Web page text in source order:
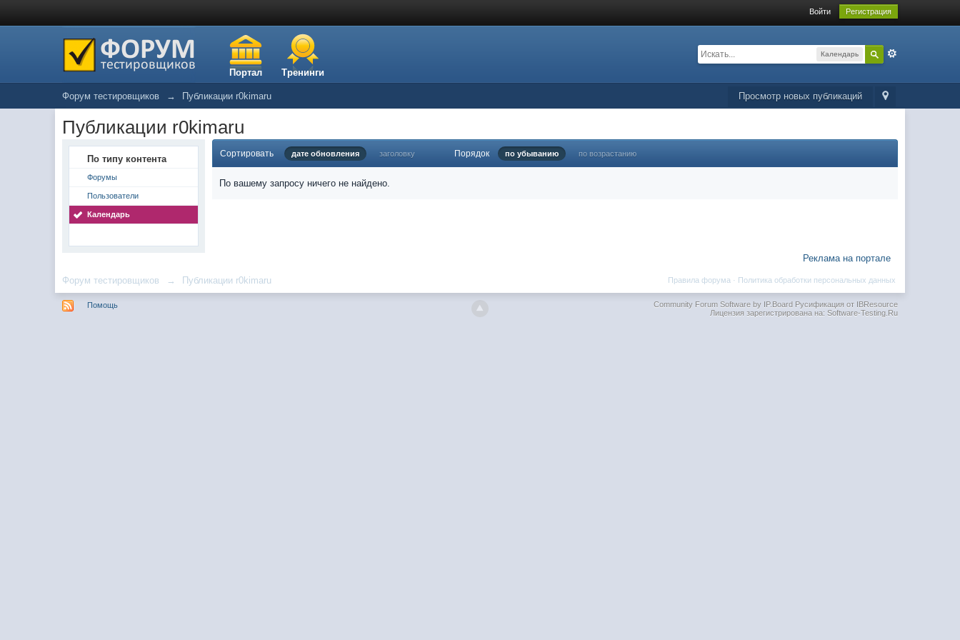
Войти Регистрация
Портал Тренинги
Календарь
Просмотр новых публикаций
Форум тестировщиков → Публикации r0kimaru
Публикации r0kimaru
По типу контента
Форумы
Пользователи
Календарь
Сортировать дате обновления заголовку Порядок по убыванию по возрастанию
По вашему запросу ничего не найдено.
Реклама на портале
Форум тестировщиков → Публикации r0kimaru Политика обработки персональных данных
Правила форума ·
Помощь Community Forum Software by IP.BoardРусификация от IBResource
Лицензия зарегистрирована на: Software-Testing.Ru